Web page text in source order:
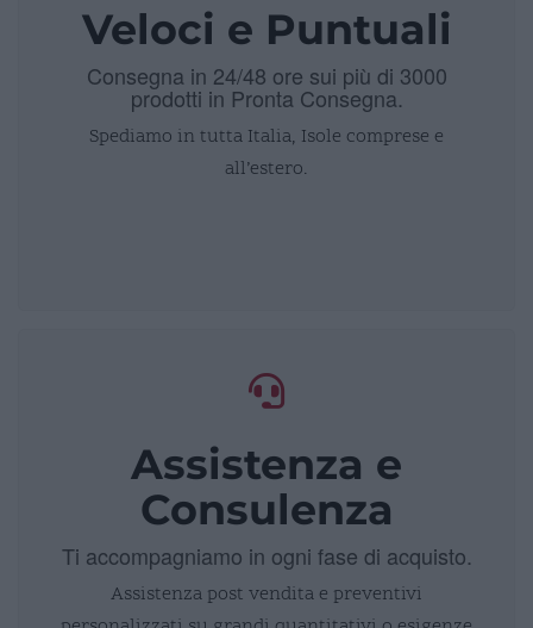
Veloci e Puntuali
Consegna in 24/48 ore sui più di 3000
prodotti in Pronta Consegna.
Spediamo in tutta Italia, Isole comprese e
all’estero.
Assistenza e
Consulenza
Ti accompagniamo in ogni fase di acquisto.
Assistenza post vendita e preventivi